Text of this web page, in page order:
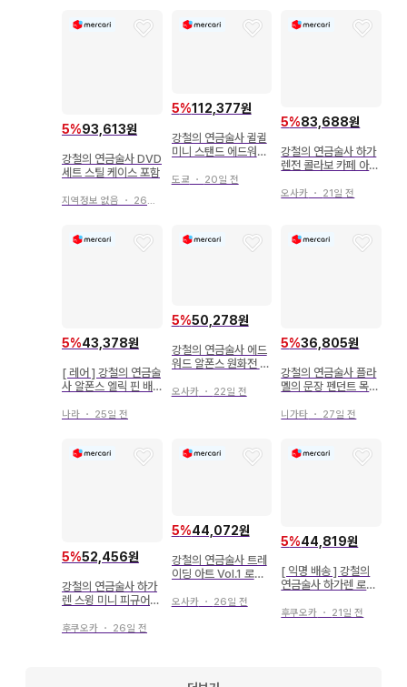
5%93,613원
강철의 연금술사 DVD
세트 스틸 케이스 포함
지역정보 없음 ・ 26일 전
5%112,377원
강철의 연금술사 귈귈
미니 스탠드 에드워드
도쿄 ・ 20일 전
5%83,688원
강철의 연금술사 하가
렌전 콜라보 카페 아크
오사카 ・ 21일 전
5%43,378원
[ 레어 ] 강철의 연금술
사 알폰스 엘릭 핀 배
나라 ・ 25일 전
5%50,278원
강철의 연금술사 에드
워드 알폰스 원화전 하
오사카・ 22일 전
5%36,805원
강철의 연금술사 플라
멜의 문장 펜던트 목걸
니가타 ・ 27일 전
5%52,456원
강철의 연금술사 하가
렌 스윙 미니 피규어
후쿠오카 ・ 26일 전
5%44,072원
강철의 연금술사 트레
이딩 아트 Vol.1 로이
오사카・ 26일 전
5%44,819원
[ 익명 배송 ] 강철의
연금술사 하가렌 로이
트
후쿠오카 ・ 21일 전